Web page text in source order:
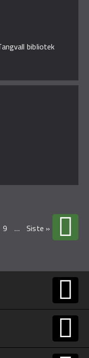
bibliotek
9 … Siste »